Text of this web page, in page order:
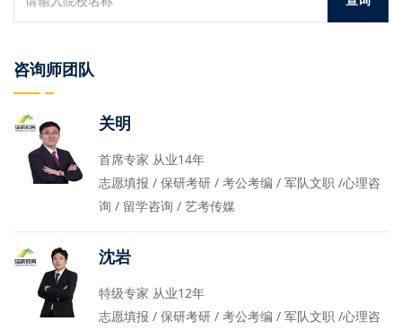
咨询师团队
关明
首席专家 从业14年
志愿填报 / 保研考研 / 考公考编 / 军队文职 /心理咨
询 / 留学咨询 / 艺考传媒
沈岩
特级专家 从业12年
志愿填报 / 保研考研 / 考公考编 / 军队文职 /心理咨